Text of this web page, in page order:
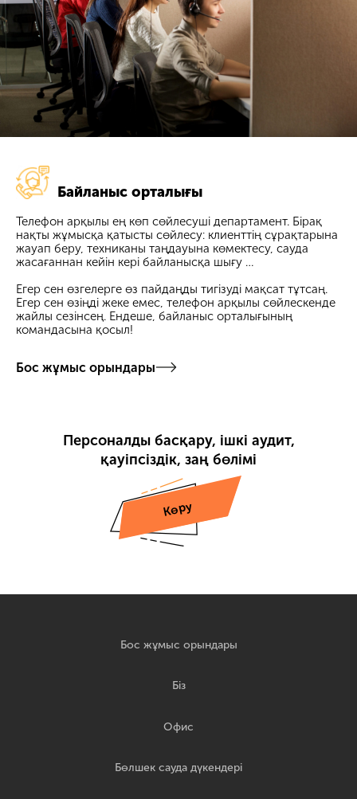
Байланыс орталығы
Телефон арқылы ең көп сөйлесуші департамент. Бірақ
нақты жұмысқа қатысты сөйлесу: клиенттің сұрақтарына
жауап беру, техниканы таңдауына көмектесу, сауда
жасағаннан кейін кері байланысқа шығу …
Егер сен өзгелерге өз пайдаңды тигізуді мақсат тұтсаң.
Егер сен өзіңді жеке емес, телефон арқылы сөйлескенде
жайлы сезінсең. Ендеше, байланыс орталығының
командасына қосыл!
Бос жұмыс орындары
Персоналды басқару, ішкі аудит,
қауіпсіздік, заң бөлімі
Көру
Бос жұмыс орындары
Біз
Офис
Бөлшек сауда дүкендері